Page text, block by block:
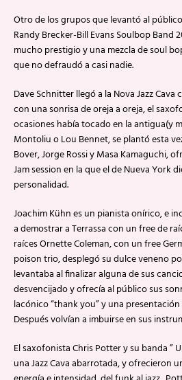
Otro de los grupos que levantó al
Randy Brecker-Bill Evans Soulbop Band
mucho prestigio y una mezcla de soul
que no defraudó a casi nadie.
Dave Schnitter llegó a la Nova Jazz
con una sonrisa de oreja a oreja, el
ocasiones había tocado en la antigua(y
Montoliu o Lou Bennet, se plantó esta
Bover, Jorge Rossi y Masa Kamaguchi,
Jam session en la que el de Nueva York
personalidad.
Joachim Kühn es un pianista onírico, e
a demostrar a Terrassa con un free de
raíces Ornette Coleman, con un free
poison trio, desplegó su dulce veneno
levantaba al finalizar alguna de sus
desvencijado y ofrecía al público sus
lacónico “thank you” y una
Después volvían a imbuirse en sus
El saxofonista Chris Potter y su banda ”
una Jazz Cava abarrotada, y ofrecieron